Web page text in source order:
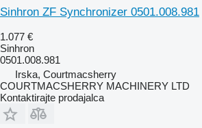
Sinhron ZF Synchronizer 0501.008.981
1.077 €
Sinhron
0501.008.981
Irska, Courtmacsherry
COURTMACSHERRY MACHINERY LTD
Kontaktirajte prodajalca